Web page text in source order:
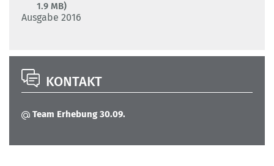
1.9 MB)
Ausgabe 2016
KONTAKT
Team Erhebung 30.09.